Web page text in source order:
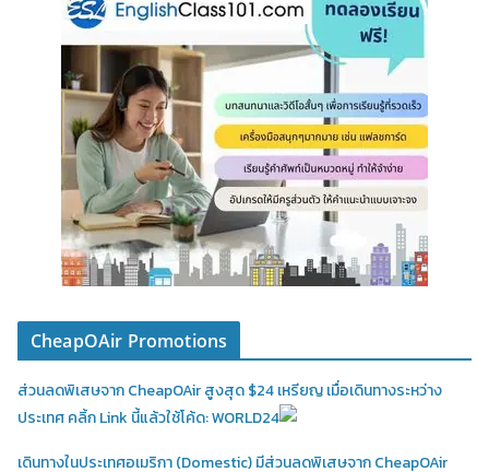
CheapOAir Promotions
ส่วนลดพิเสษจาก CheapOAir สูงสุด $24 เหรียญ เมื่อเดินทางระหว่าง
ประเทศ คลิ้ก Link นี้แล้วใช้โค้ด: WORLD24
เดินทางในประเทศอเมริกา (Domestic)มีส่วนลดพิเสษจาก CheapOAir